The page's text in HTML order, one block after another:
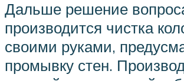
Дальше решение
производится чистка
своими руками,
промывку стен.